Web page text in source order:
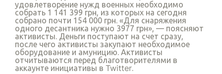
удовлетворение нужд военных необходимо
собрать 1 141 399 грн, из которых на сегодня
собрано почти 154 000 грн. «Для снаряжения
одного десантника нужно 3977 грн», — поясняют
активисты. Деньги поступают на счет сразу,
после чего активисты закупают необходимое
оборудование и амуницию. Активисты
отчитываются перед благотворителями в
аккаунте инициативы в Twitter.